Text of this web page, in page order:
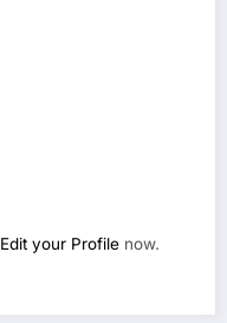
Edit your Profile now.